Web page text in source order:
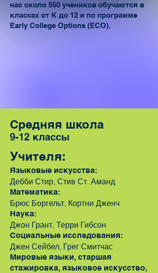
нас около 550 учеников обучаются в
классах от K до 12 и по программе
Early College Options (ECO).
Средняя школа
9-12 классы
Учителя:
Языковые искусства:
Дебби Стир, Стив Ст. Аманд
Математика:
Брюс Боргельт, Кортни Дженч
Наука:
Джон Грант, Терри Гибсон
Социальные исследования:
Джен Сейбел, Грег Смитчас
Мировые языки, старшая
стажировка, языковое искусство,